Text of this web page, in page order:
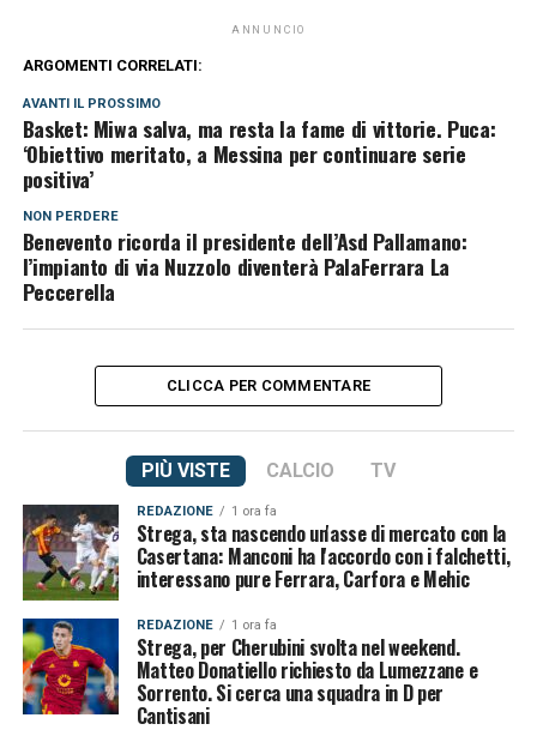
ANNUNCIO
ARGOMENTI CORRELATI:
AVANTI IL ​​PROSSIMO
Basket: Miwa salva, ma resta la fame di vittorie. Puca:
‘Obiettivo meritato, a Messina per continuare serie
positiva’
NON PERDERE
Benevento ricorda il presidente dell’Asd Pallamano:
l’impianto di via Nuzzolo diventerà PalaFerrara La
Peccerella
CLICCA PER COMMENTARE
PIÙ VISTE CALCIO TV
REDAZIONE 1 ora fa
Strega, sta nascendo un'asse di mercato con la
Casertana: Manconi ha l'accordo con i falchetti,
interessano pure Ferrara, Carfora e Mehic
REDAZIONE 1 ora fa
Strega, per Cherubini svolta nel weekend.
Matteo Donatiello richiesto da Lumezzane e
Sorrento. Si cerca una squadra in D per
Cantisani